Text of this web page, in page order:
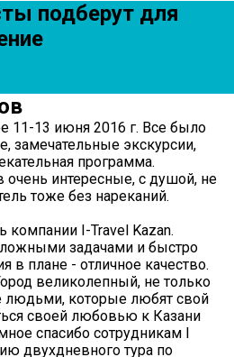
подберут для
11-13 июня 2016 г. Все было
замечательные экскурсии,
программа.
очень интересные, с душой, не
тоже без нареканий.
компании I-Travel Kazan.
задачами и быстро
в плане - отличное качество.
великолепный, не только
людьми, которые любят свой
своей любовью к Казани
спасибо сотрудникам I
двухдневного тура по